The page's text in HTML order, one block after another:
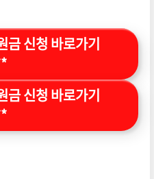
금 신청 바로가기
금 신청 바로가기